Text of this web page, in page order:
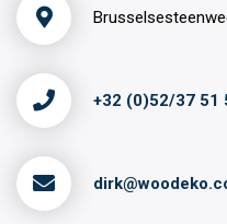
+32 (0)52/37 51